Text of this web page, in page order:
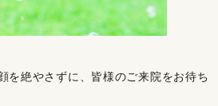
を絶やさずに、皆様のご来院をお待ち